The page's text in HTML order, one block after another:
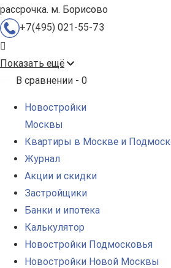
рассрочка. м. Борисово
+7(495) 021-55-73
Показать ещё
В сравнении - 0
Новостройки
Москвы
Квартиры в Москве и
Журнал
Акции и скидки
Застройщики
Банки и ипотека
Калькулятор
Новостройки Подмосковья
Новостройки Новой Москвы